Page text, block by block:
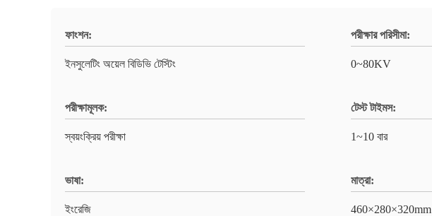
ফাংশন:
ইনসুলেটিং অয়েল বিডিভি টেস্টিং
পরীক্ষার পরিসীমা:
0~80KV
পরীক্ষামূলক:
স্বয়ংক্রিয় পরীক্ষা
টেস্ট টাইমস:
1~10 বার
ভাষা:
ইংরেজি
মাত্রা:
460×280×320mm